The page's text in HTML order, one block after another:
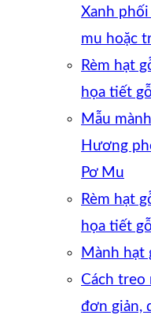
Xanh
mu hoặc
Rèm hạt
họa tiết
Mẫu
Hương
Pơ Mu
Rèm hạt
họa tiết
Mành hạt
Cách treo
đơn giản,